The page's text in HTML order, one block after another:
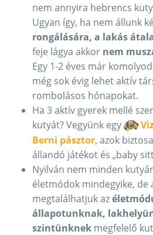
nem annyira hebrencs
Ugyan így, ha nem állunk
rongálására, a lakás
feje lágya akkor nem
Egy 1-2 éves már
még sok évig lehet aktív
rombolásos hónapokat.
Ha 3 aktív gyerek mellé
kutyát? Vegyünk egy
Berni pásztor, azok
állandó játékot és „baby
Nyilván nem minden
életmódok mindegyike, de
megtalálhatjuk az
állapotunknak,
szintünknek megfelelő